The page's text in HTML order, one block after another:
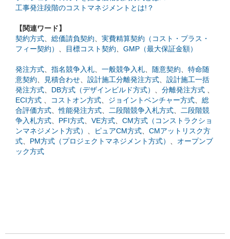
工事発注段階のコストマネジメントとは!？
【関連ワード】
契約方式
総価請負契約
実費精算契約（コスト・プラス・
フィー契約）
目標コスト契約 GMP（最大保証金額）
発注方式 指名競争入札 一般競争入札 随意契約
特命随
意契約
見積合わせ 設計施工分離発注方式
設計施工一括
発注方式
DB方式（デザインビルド方式） 分離発注方式
ECI方式
コストオン方式 ジョイントベンチャー方式
総
合評価方式 、性能発注方式 二段階競争入札方式
二段階競
争入札方式
PFI方式 VE方式
CM方式（コンストラクショ
ンマネジメント方式）
ピュアCM方式
CMアットリスク方
式
PM方式（プロジェクトマネジメント方式）
オープンブ
ック方式